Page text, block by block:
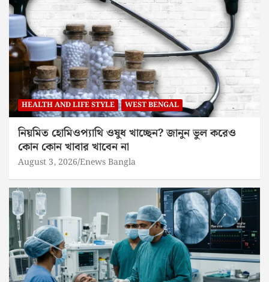
HEALTH AND LIFE STYLE WEST BENGAL
নিয়মিত হোমিওপ্যাথি ওষুধ খাচ্ছেন? জানুন ভুল করেও
কোন কোন খাবার খাবেন না
August 3, 2026 Enews Bangla